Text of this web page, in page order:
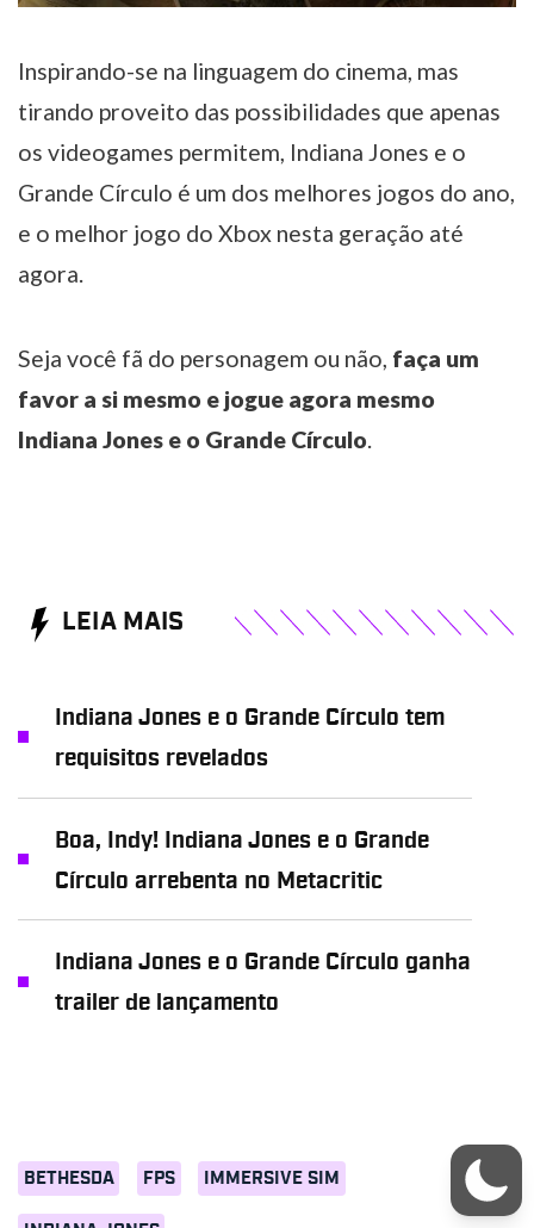
Inspirando-se na linguagem do cinema, mas
tirando proveito das possibilidades que apenas
os videogames permitem, Indiana Jones e o
Grande Círculo é um dos melhores jogos do ano,
e o melhor jogo do Xbox nesta geração até
agora.
Seja você fã do personagem ou não, faça um
favor a si mesmo e jogue agora mesmo
Indiana Jones e o Grande Círculo.
BETHESDA FPS IMMERSIVE SIM
LEIA MAIS
Indiana Jones e o Grande Círculo tem
requisitos revelados
Boa, Indy! Indiana Jones e o Grande
Círculo arrebenta no Metacritic
Indiana Jones e o Grande Círculo ganha
trailer de lançamento